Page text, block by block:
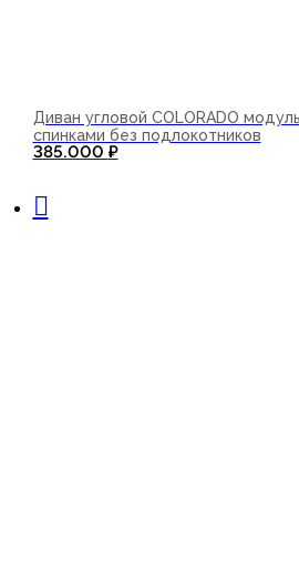
Диван угловой COLORADO
спинками без подлокотников
385.000 ₽